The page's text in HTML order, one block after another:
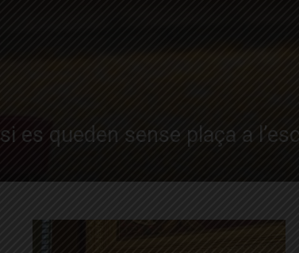
es queden sense plaça a